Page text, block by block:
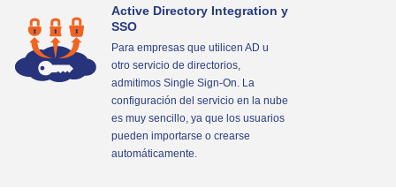
Active Directory Integration y
SSO
Para empresas que utilicen AD u
otro servicio de directorios,
admitimos Single Sign-On. La
configuración del servicio en la nube
es muy sencillo, ya que los usuarios
pueden importarse o crearse
automáticamente.